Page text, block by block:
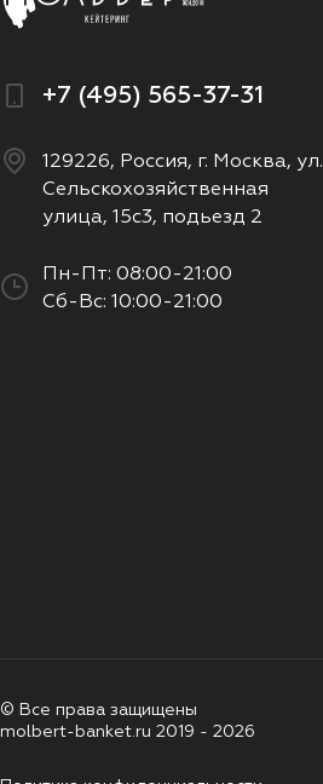
+7 (495) 565-37-31
129226, Россия, г. Москва, ул.
Сельскохозяйственная
улица, 15с3, подьезд 2
Пн-Пт: 08:00-21:00
Сб-Вс: 10:00-21:00
© Все права защищены
molbert-banket.ru 2019 - 2026